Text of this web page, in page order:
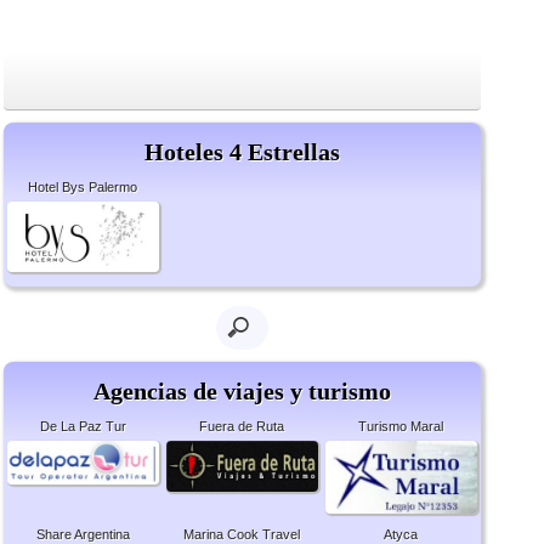
Hoteles 4 Estrellas
Hotel Bys Palermo
Agencias de viajes y turismo
De La Paz Tur Fuera de Ruta Turismo Maral
Share Argentina Marina Cook Travel Atyca